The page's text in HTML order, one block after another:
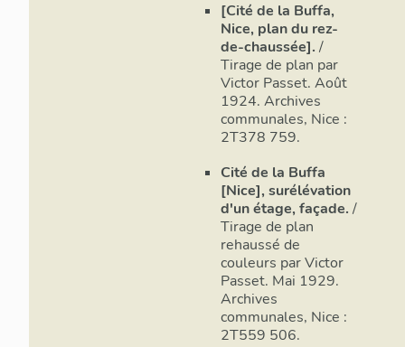
[Cité de la Buffa,
Nice, plan du rez-
de-chaussée]. /
Tirage de plan par
Victor Passet. Août
1924. Archives
communales, Nice :
2T378 759.
Cité de la Buffa
[Nice], surélévation
d'un étage, façade. /
Tirage de plan
rehaussé de
couleurs par Victor
Passet. Mai 1929.
Archives
communales, Nice :
2T559 506.